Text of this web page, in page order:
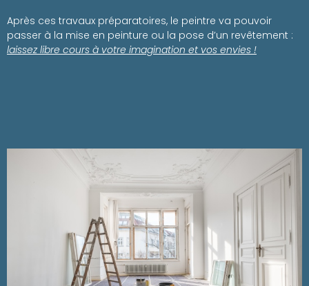
Après ces travaux préparatoires, le peintre va pouvoir
passer à la mise en peinture ou la pose d’un revêtement :
laissez libre cours à votre imagination et vos envies !